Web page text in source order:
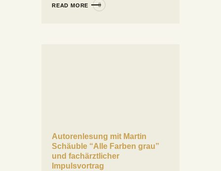
READ MORE
Autorenlesung mit Martin
Schäuble “Alle Farben grau”
und fachärztlicher
Impulsvortrag